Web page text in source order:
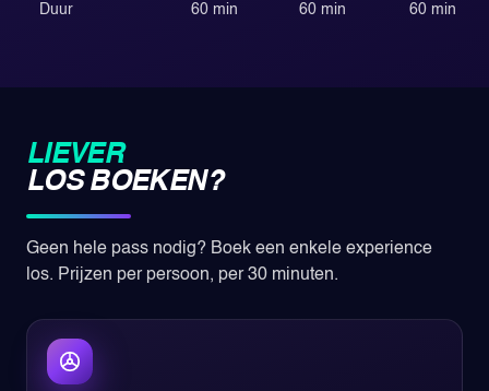
Duur 60 min 60 min 60 min
LIEVER
LOS BOEKEN?
Geen hele pass nodig? Boek een enkele experience
los. Prijzen per persoon, per 30 minuten.